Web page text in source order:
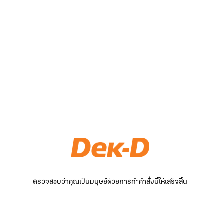
ตรวจสอบว่าคุณเป็นมนุษย์ด้วยการทำคำสั่งนี้ให้เสร็จสิ้น